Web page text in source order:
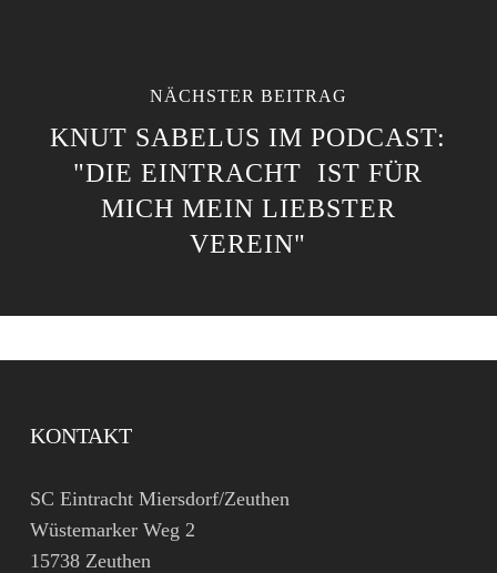
NÄCHSTER BEITRAG
KNUT SABELUS IM PODCAST:
"DIE EINTRACHT IST FÜR
MICH MEIN LIEBSTER
VEREIN"
KONTAKT
SC Eintracht Miersdorf/Zeuthen
Wüstemarker Weg 2
15738 Zeuthen